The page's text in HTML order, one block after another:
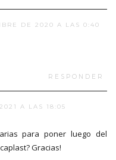
DE 2020 A LAS 0:40
RESPONDER
A LAS 18:05
para poner luego del
Gracias!